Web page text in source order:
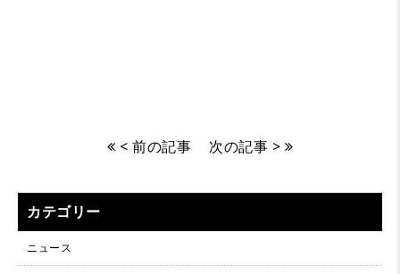
< 前の記事 次の記事 >
カテゴリー
ニュース